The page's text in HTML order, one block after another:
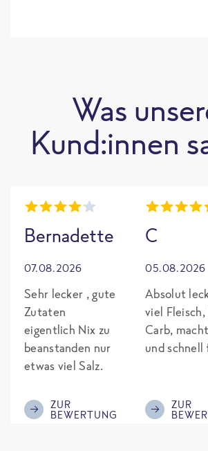
Was
Kund:innen
Bernadette
07.08.2026
Sehr lecker , gute
Zutaten
eigentlich Nix zu
beanstanden nur
etwas viel Salz.
ZUR
BEWERTUNG
C
05.08.2026
Absolut
viel
Carb,
und
ZUR